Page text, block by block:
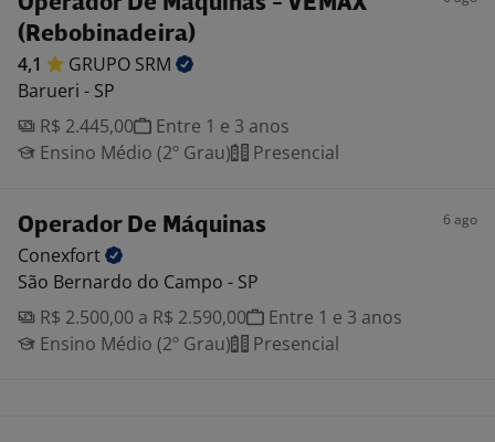
(Rebobinadeira)
4,1 GRUPO SRM
Barueri - SP
R$ 2.445,00
Entre 1 e 3 anos
Ensino Médio (2º Grau)
Presencial
Operador De Máquinas 6 ago
Conexfort
São Bernardo do Campo - SP
R$ 2.500,00 a R$ 2.590,00
Entre 1 e 3 anos
Ensino Médio (2º Grau)
Presencial